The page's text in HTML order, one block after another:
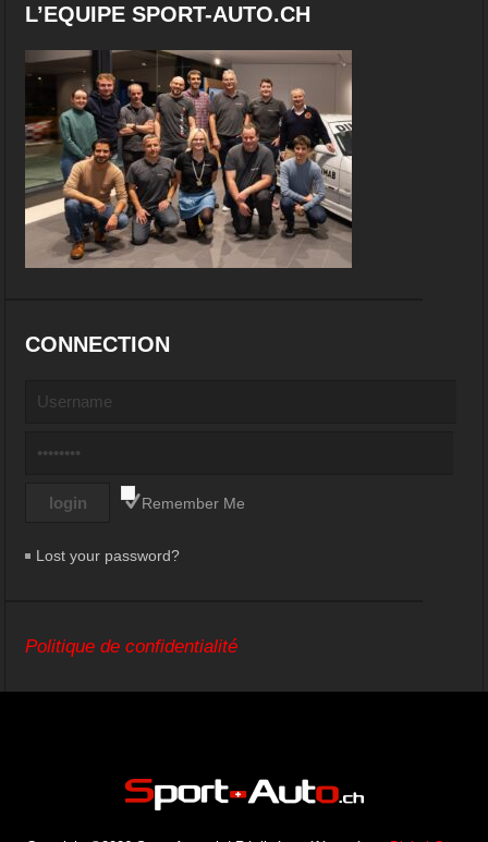
L’EQUIPE SPORT-AUTO.CH
CONNECTION
Remember Me
Lost your password?
Politique de confidentialité